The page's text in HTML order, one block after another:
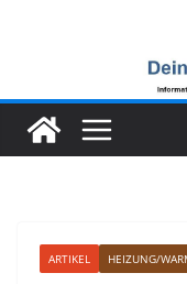
ARTIKEL HEIZUNG/